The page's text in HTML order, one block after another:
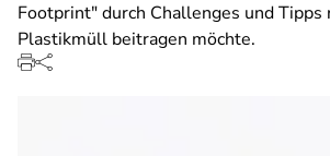
Footprint" durch Challenges und Tipps
Plastikmüll beitragen möchte.